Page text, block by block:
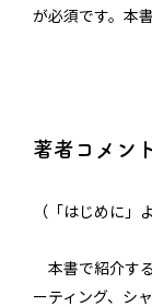
が必須です。本
著者コメント
（「はじめに」
本書で紹介す
ーティング、シ